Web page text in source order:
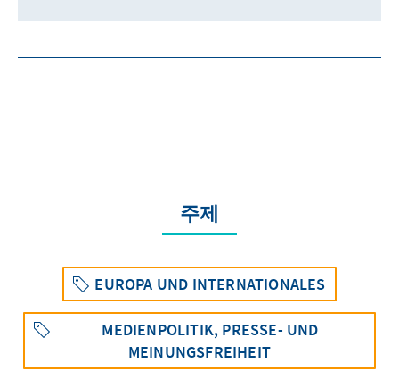
주제
EUROPA UND INTERNATIONALES
MEDIENPOLITIK, PRESSE- UND
MEINUNGSFREIHEIT